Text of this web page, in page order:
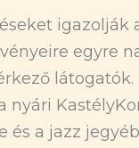
igazolják
egyre
látogatók.
nyári
és a jazz